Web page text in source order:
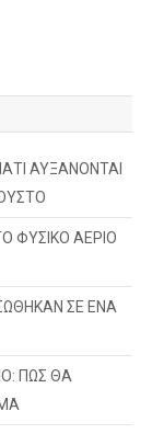
ΑΥΞΑΝΟΝΤΑΙ
ΦΥΣΙΚΟ ΑΕΡΙΟ
ΣΕ ΕΝΑ
ΠΩΣ ΘΑ